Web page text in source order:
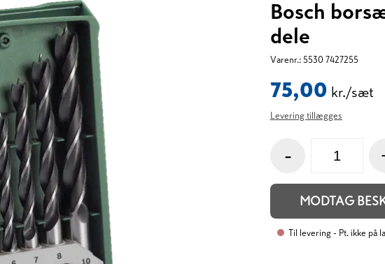
Bosch
dele
Varenr.: 5530 7427255
75,00 kr./sæt
Levering tillægges
-
MODTAG
Til levering - Pt. ikke på